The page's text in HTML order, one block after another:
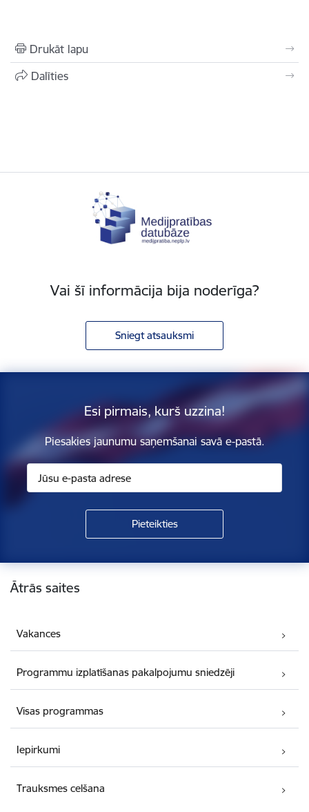
Drukāt lapu
Dalīties
Vai šī informācija bija noderīga?
Sniegt atsauksmi
Esi pirmais, kurš uzzina!
Piesakies jaunumu saņemšanai savā e-pastā.
Kājene
Ātrās saites
Vakances
Programmu izplatīšanas pakalpojumu sniedzēji
Visas programmas
Iepirkumi
Trauksmes celšana